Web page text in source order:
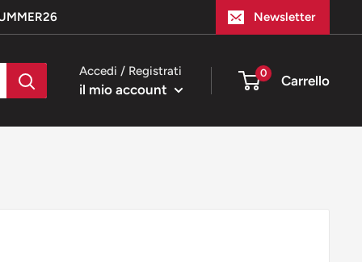
Newsletter
Accedi / Registrati
il mio account
0 Carrello